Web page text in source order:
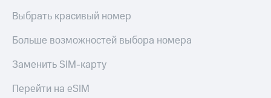
Выбрать красивый номер
Больше возможностей выбора номера
Заменить SIM-карту
Перейти на eSIM